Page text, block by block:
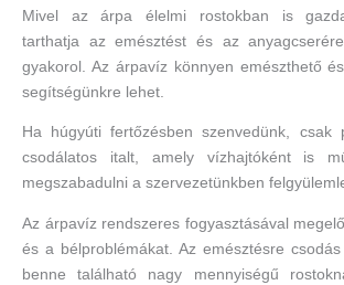
Mivel az árpa élelmi rostokban is
tarthatja az emésztést és az
gyakorol. Az árpavíz könnyen emészthető
segítségünkre lehet.
Ha húgyúti fertőzésben szenvedünk,
csodálatos italt, amely vízhajtóként is
megszabadulni a szervezetünkben
Az árpavíz rendszeres fogyasztásával
és a bélproblémákat. Az emésztésre
benne található nagy mennyiségű